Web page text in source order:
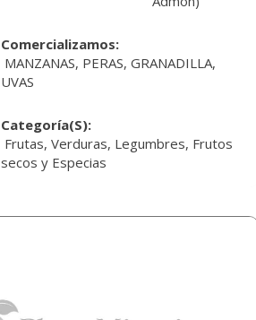
Comercializamos:
MANZANAS, PERAS, GRANADILLA,
UVAS
Categoría(s):
Frutas, Verduras, Legumbres, Frutos
secos y Especias